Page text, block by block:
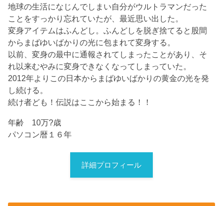
地球の生活になじんでしまい自分がウルトラマンだった
ことをすっかり忘れていたが、最近思い出した。
変身アイテムはふんどし。ふんどしを脱ぎ捨てると股間
からまばゆいばかりの光に包まれて変身する。
以前、変身の最中に通報されてしまったことがあり、そ
れ以来むやみに変身できなくなってしまっていた。
2012年よりこの日本からまばゆいばかりの黄金の光を発
し続ける。
続け者ども！伝説はここから始まる！！
年齢 10万?歳
パソコン暦１６年
詳細プロフィール